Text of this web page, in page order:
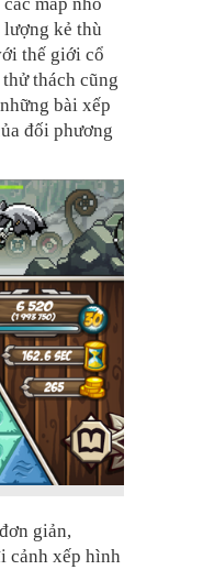
lượng kẻ thù
thế giới cổ
thách cũng
bài xếp
đối phương
giản,
cảnh xếp hình